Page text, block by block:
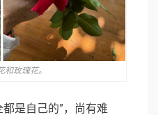
和玫瑰花。
是自己的”，尚有难